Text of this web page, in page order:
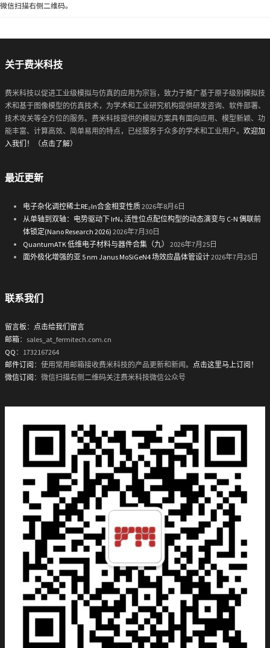
微信扫描右侧二维码。
关于费米科技
费米科技以促进工业级模拟与仿真的应用为宗旨，致力于推广基于原子级别模拟技
术和基于图像模型的仿真技术，为学术和工业研究机构提供研发咨询、软件部署、
技术攻关等全方位的服务。费米科技提供的模拟方案具有面向应用、模型新颖、功
能丰富、计算高效、简单易用的特点，已经服务于众多的学术和工业用户。 欢迎加
入我们！（点击了解）
最近更新
电子杂化调控稀土RE₂In合金相变性质2026年8月6日
从单轴到双轴：电势驱动下 IrN₄ 活性位点配位构型的动态演变与 C-N 偶联前
体锁定(Nano Research 2026) 2026年7月30日
QuantumATK 低维电子材料与器件合集（九）
2026年7月25日
面外极化增强的亚 5 nm Janus MoSiGeN4 场效应晶体管设计2026年7月25日
联系我们
留言板 ： 点击给我们留言
邮箱：sales_at_fermitech.com.cn
QQ ：1732167264
邮件订阅 ：使用常用邮箱接收费米科技的产品更新和新闻。 点击这里马上订阅！
微信订阅 ：微信扫描右侧二维码关注费米科技微信公众号